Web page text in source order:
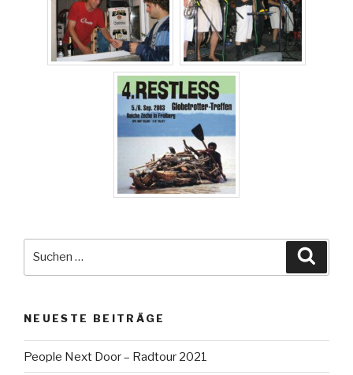
NEUESTE BEITRÄGE
People Next Door – Radtour 2021